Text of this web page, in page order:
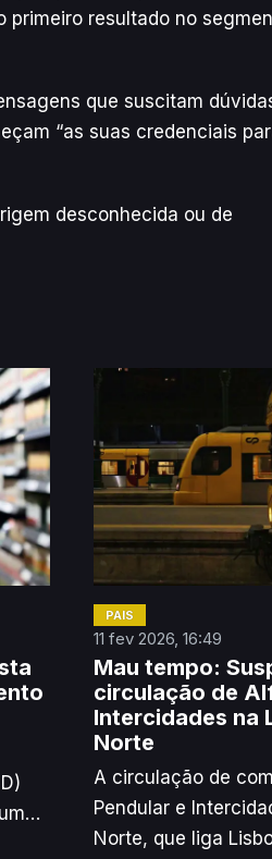
primeiro resultado no
que suscitam
“as suas credenciais
desconhecida ou de
PAÍS
11 fev 2026, 16:49
Mau tempo:
circulação de
Intercidades na
Norte
A circulação de
Pendular e
Norte, que liga